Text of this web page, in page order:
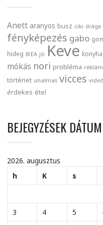
Anett aranyos busz ciki drága
fényképezés gabo
hideg IKEA jó Keve konyha
mókás nori probléma reklám
történet unalmas vicces videó
érdekes étel
BEJEGYZÉSEK
2026. augusztus
h
K s
3
4 5